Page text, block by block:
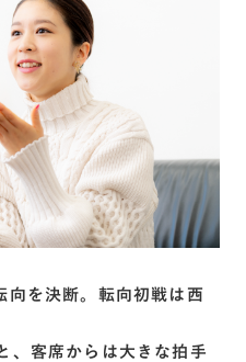
向を決断。転向初戦は西
、客席からは大きな拍手